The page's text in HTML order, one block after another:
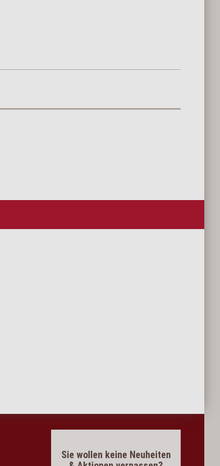
Sie wollen keine Neuheiten